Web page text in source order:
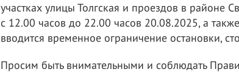
участках улицы Толгская и проездов в районе
с 12.00 часов до 22.00 часов 20.08.2025, а
вводится временное ограничение остановки,
Просим быть внимательными и соблюдать